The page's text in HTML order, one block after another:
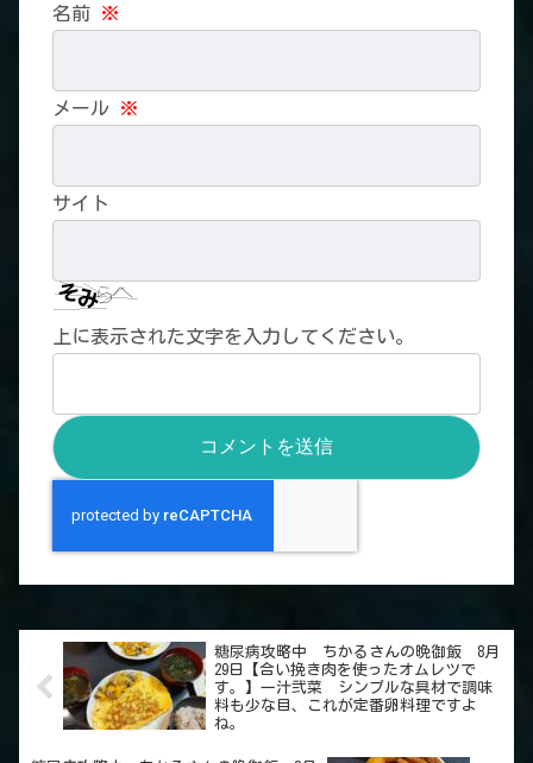
名前 ※
メール ※
サイト
上に表示された文字を入力してください。
糖尿病攻略中 ちかるさんの晩御飯 8月
29日【合い挽き肉を使ったオムレツで
す。】一汁弐菜 シンプルな具材で調味
料も少な目、これが定番卵料理ですよ
ね。